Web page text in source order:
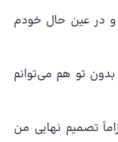
در عین حال خودم
بدون تو هم می‌توانم
تصمیم نهایی من